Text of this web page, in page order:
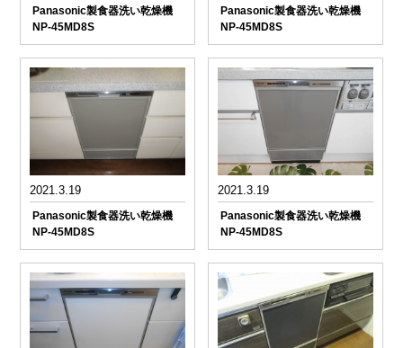
Panasonic製食器洗い乾燥機
NP-45MD8S
Panasonic製食器洗い乾燥機
NP-45MD8S
2021.3.19
Panasonic製食器洗い乾燥機
NP-45MD8S
2021.3.19
Panasonic製食器洗い乾燥機
NP-45MD8S